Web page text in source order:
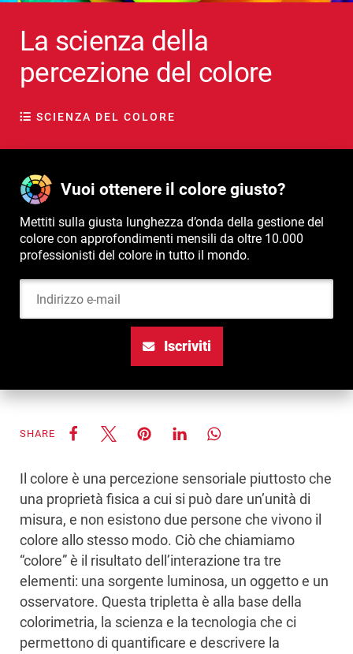
La scienza della
percezione del colore
SCIENZA DEL COLORE
SHARE
Vuoi ottenere il colore giusto?
Mettiti sulla giusta lunghezza d’onda della gestione del
colore con approfondimenti mensili da oltre 10.000
professionisti del colore in tutto il mondo.
Indirizzo e-mail
Iscriviti
Il colore è una percezione sensoriale piuttosto che
una proprietà fisica a cui si può dare un’unità di
misura, e non esistono due persone che vivono il
colore allo stesso modo. Ciò che chiamiamo
“colore” è il risultato dell’interazione tra tre
elementi: una sorgente luminosa, un oggetto e un
osservatore. Questa tripletta è alla base della
colorimetria, la scienza e la tecnologia che ci
permettono di quantificare e descrivere la